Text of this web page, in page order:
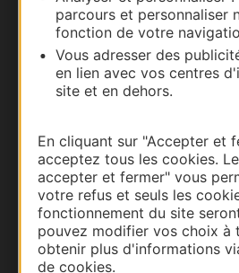
parcours et personnaliser
fonction de votre
Vous adresser des
en lien avec vos centres
site et en dehors.
En cliquant sur "Accepter et
acceptez tous les cookies.
accepter et fermer" vous
votre refus et seuls les
fonctionnement du site
pouvez modifier vos choix à
obtenir plus d'informations
de cookies.
Thermalisme
Business/Mice
Pros d'Occitanie